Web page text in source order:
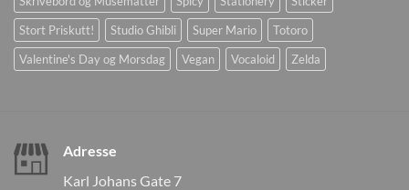
Stort Priskutt!
Studio Ghibli Super Mario
Totoro
Valentine's Day og Morsdag
Vegan Vocaloid Zelda
Adresse
Karl Johans Gate 7